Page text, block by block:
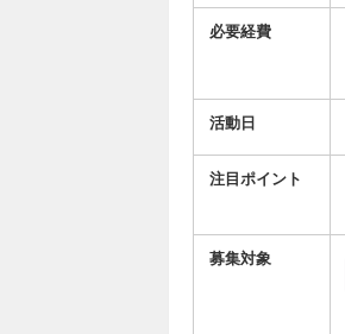
必要経費
活動日
注目ポイント
募集対象